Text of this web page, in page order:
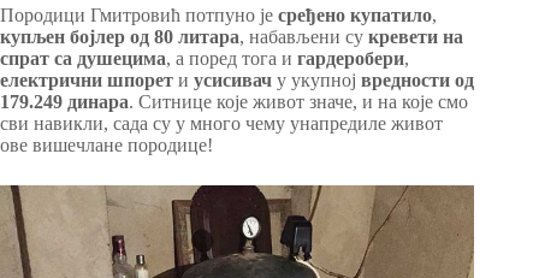
Породици Гмитровић потпуно је сређено купатило,
купљен бојлер од 80 литара, набављени су кревети на
спрат са душецима, а поред тога и гардеробери,
електрични шпорет и усисивач у укупној вредности од
179.249 динара. Ситнице које живот значе, и на које смо
сви навикли, сада су у много чему унапредиле живот
ове вишечлане породице!